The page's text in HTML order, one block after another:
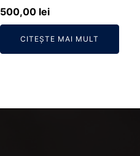
500,00 lei
CITEȘTE MAI MULT